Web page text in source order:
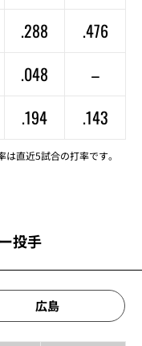
.288 .476
.048 –
.194 .143
直近5試合の打率です。
投手
広島